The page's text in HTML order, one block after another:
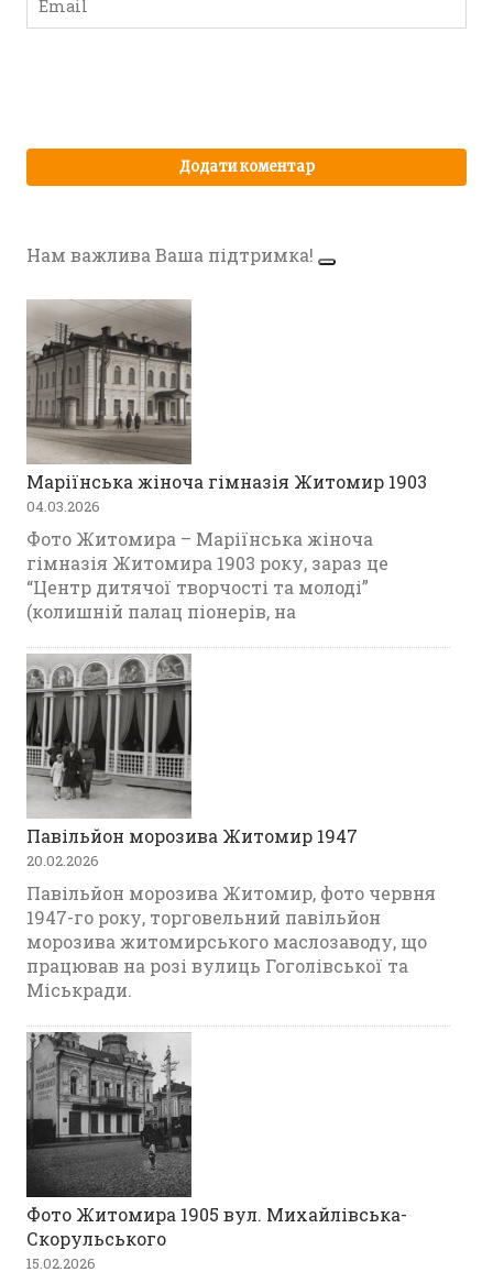
Нам важлива Ваша підтримка!
Маріїнська жіноча гімназія Житомир 1903
04.03.2026
Фото Житомира – Маріїнська жіноча
гімназія Житомира 1903 року, зараз це
“Центр дитячої творчості та молоді”
(колишній палац піонерів, на
Павільйон морозива Житомир 1947
20.02.2026
Павільйон морозива Житомир, фото червня
1947-го року, торговельний павільйон
морозива житомирського маслозаводу, що
працював на розі вулиць Гоголівської та
Міськради.
Фото Житомира 1905 вул. Михайлівська-
Скорульського
15.02.2026